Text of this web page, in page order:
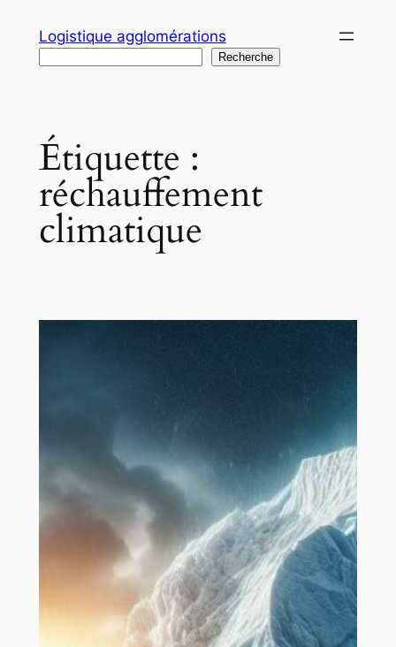
contenu
Logistique agglomérations
Recherche
Étiquette :
réchauffement
climatique